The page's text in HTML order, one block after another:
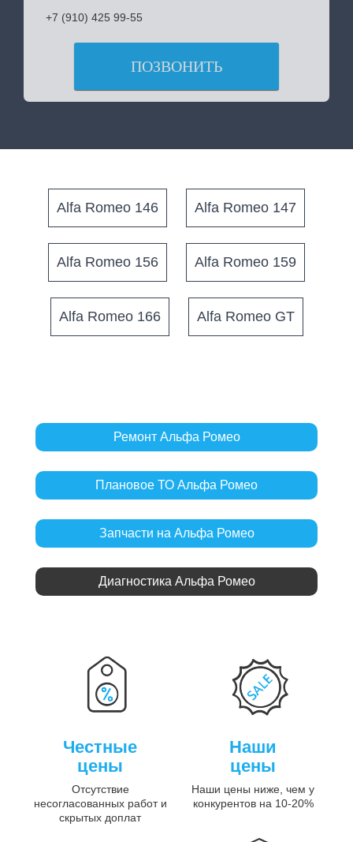
+7 (910) 425 99-55
ПОЗВОНИТЬ
Alfa Romeo 146 Alfa Romeo 147
Alfa Romeo 156 Alfa Romeo 159
Alfa Romeo 166 Alfa Romeo GT
Ремонт Альфа Ромео
Плановое ТО Альфа Ромео
Запчасти на Альфа Ромео
Диагностика Альфа Ромео
Честные
цены
Отсутствие
несогласованных работ и
скрытых доплат
Наши
цены
Наши цены ниже, чем у
конкурентов на 10-20%